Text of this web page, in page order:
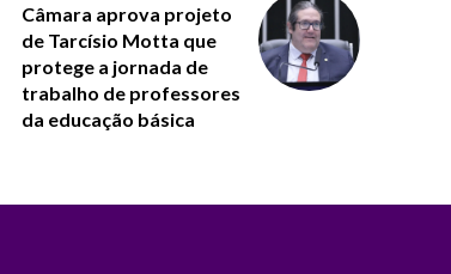
Câmara aprova projeto
de Tarcísio Motta que
protege a jornada de
trabalho de professores
da educação básica